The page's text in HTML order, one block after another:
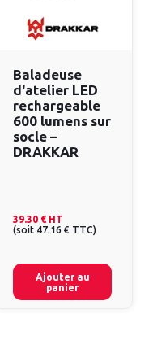
Baladeuse
d'atelier LED
rechargeable
600 lumens sur
socle –
DRAKKAR
39.30 € HT
(soit 47.16 € TTC)
Ajouter au
panier